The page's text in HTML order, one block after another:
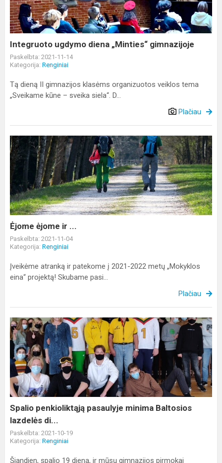
gimnazijoje
Integruoto ugdymo diena „Minties“ gimnazijoje
Paskelbta: 2021-11-14
Kategorija: Renginiai
Tą dieną II gimnazijos klasėms organizuotos veiklos tema
„Sveikame kūne – sveika siela“. D...
Plačiau
Ėjome
ėjome
ir
Ėjome ėjome ir ...
Paskelbta: 2021-11-04
Kategorija: Renginiai
Įveikėme atranką ir patekome į 2021-2022 metų „Mokyklos
eina“ projektą! Skubame pasi...
Plačiau
Spalio
penkioliktąją
pasaulyje
minima
Baltosios
lazdelės
di...
Spalio penkioliktąją pasaulyje minima Baltosios
lazdelės di...
Paskelbta: 2021-10-19
Kategorija: Renginiai
Šiandien, spalio 19 dieną, ir mūsų gimnazijos pirmokai